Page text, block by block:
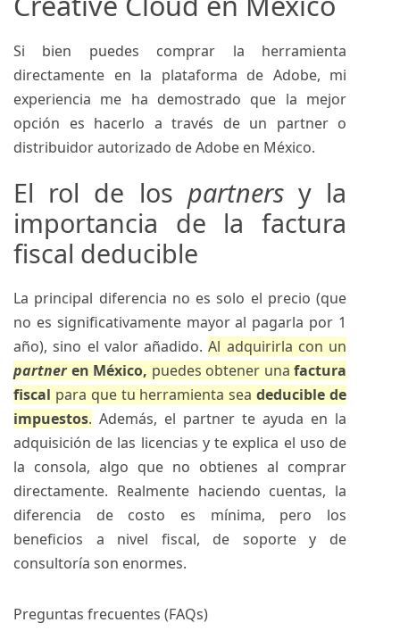
Si bien puedes comprar la herramienta
directamente en la plataforma de Adobe, mi
experiencia me ha demostrado que la mejor
opción es hacerlo a través de un partner o
distribuidor autorizado de Adobe en México.
El rol de los partnersy la
importancia de la factura
fiscal deducible
La principal diferencia no es solo el precio (que
no es significativamente mayor al pagarla por 1
año), sino el valor añadido.Al adquirirla con un
partneren México, puedes obtener una factura
fiscal para que tu herramienta seadeducible de
impuestos. Además, el partner te ayuda en la
adquisición de las licencias y te explica el uso de
la consola, algo que no obtienes al comprar
directamente. Realmente haciendo cuentas, la
diferencia de costo es mínima, pero los
beneficios a nivel fiscal, de soporte y de
consultoría son enormes.
Preguntas frecuentes (FAQs)